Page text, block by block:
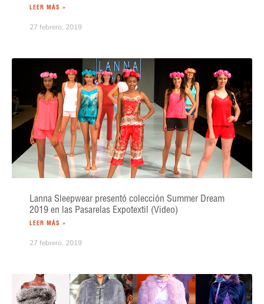
LEER MÁS »
27 febrero, 2019
Lanna Sleepwear presentó colección Summer Dream
2019 en las Pasarelas Expotextil (Video)
LEER MÁS »
27 febrero, 2019